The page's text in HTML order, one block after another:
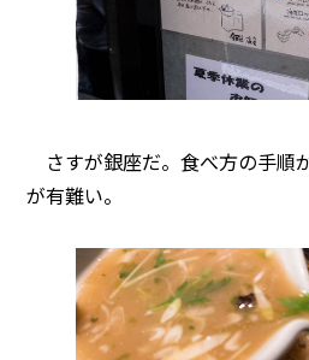
さすが銀座だ。食べ方の手順
が有難い。